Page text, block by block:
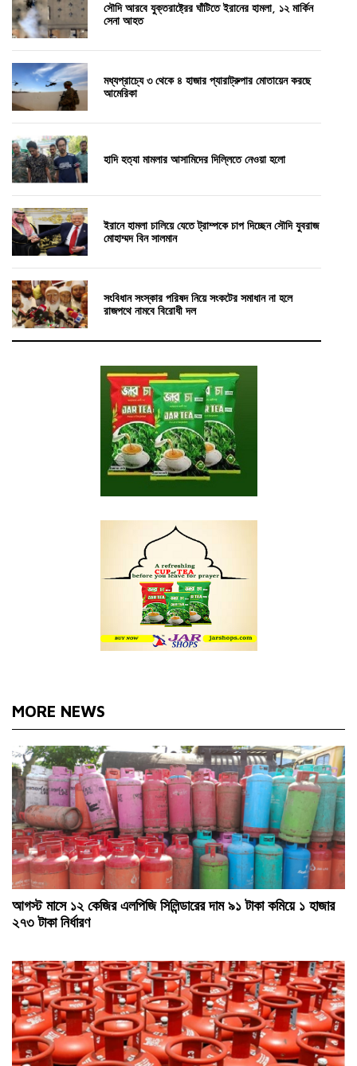
সৌদি আরবে যুক্তরাষ্ট্রের ঘাঁটিতে ইরানের হামলা, ১২ মার্কিন
সেনা আহত
মধ্যপ্রাচ্যে ৩ থেকে ৪ হাজার প্যারাট্রুপার মোতায়েন করছে
আমেরিকা
হাদি হত্যা মামলার আসামিদের দিল্লিতে নেওয়া হলো
ইরানে হামলা চালিয়ে যেতে ট্রাম্পকে চাপ দিচ্ছেন সৌদি যুবরাজ
মোহাম্মদ বিন সালমান
সংবিধান সংস্কার পরিষদ নিয়ে সংকটের সমাধান না হলে
রাজপথে নামবে বিরোধী দল
MORE NEWS
আগস্ট মাসে ১২ কেজির এলপিজি সিলিন্ডারের দাম ৯১ টাকা কমিয়ে ১ হাজার
২৭৩ টাকা নির্ধারণ